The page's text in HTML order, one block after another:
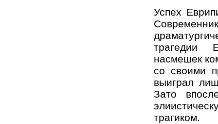
Успех
трагедии
насмешек
со своими
выиграл
Зато
трагиком.